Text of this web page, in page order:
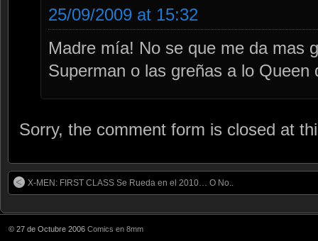
25/09/2009 at 15:32
Madre mía! No se que me da mas
Superman o las greñas a lo Queen
Sorry, the comment form is closed at
X-MEN: FIRST CLASS Se Rueda en el 2010… O No..
© 27 de Octubre 2006 Comics en 8mm